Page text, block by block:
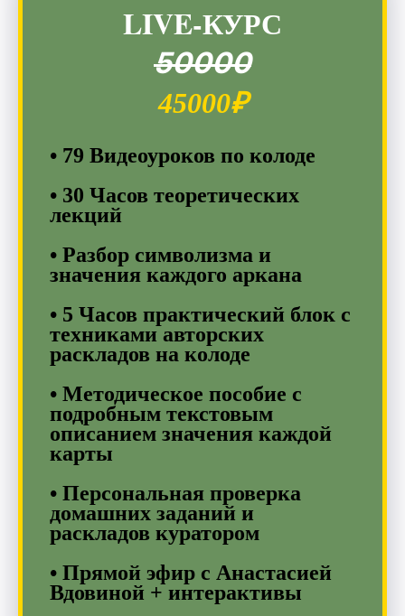
LIVE-КУРС
50000
45000₽
• 79 Видеоуроков по колоде
• 30 Часов теоретических
лекций
• Разбор символизма и
значения каждого аркана
• 5 Часов практический блок с
техниками авторских
раскладов на колоде
• Методическое пособие с
подробным текстовым
описанием значения каждой
карты
• Персональная проверка
домашних заданий и
раскладов куратором
• Прямой эфир с Анастасией
Вдовиной + интерактивы